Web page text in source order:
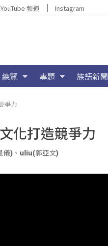
YouTube 頻道 Instagram
總覽 專題 族語新聞
爭力
化打造競爭力
儀) 、 uliu(郭亞文)